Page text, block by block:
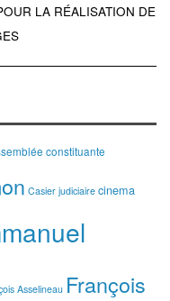
LA RÉALISATION DE
constituante
Casier judiciaire cinema
Asselineau François